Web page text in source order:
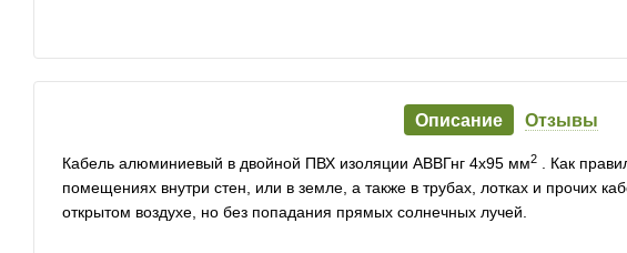
Описание Отзывы
Кабель алюминиевый в двойной ПВХ изоляции АВВГнг 4х95 мм2
. Как
помещениях внутри стен, или в земле, а также в трубах, лотках и прочих
открытом воздухе, но без попадания прямых солнечных лучей.